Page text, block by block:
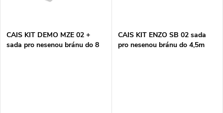
CAIS KIT DEMO MZE 02 +
sada pro nesenou bránu do 8
CAIS KIT ENZO SB 02 sada
pro nesenou bránu do 4,5m